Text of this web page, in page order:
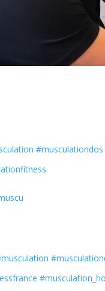
#musculationdos